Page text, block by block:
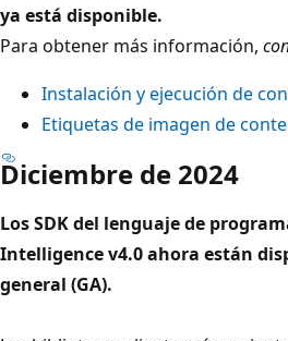
ya está disponible.
Para obtener más información,
Instalación y ejecución de
Etiquetas de imagen de
Diciembre de 2024
Los SDK del lenguaje de
Intelligence v4.0 ahora están
general (GA).